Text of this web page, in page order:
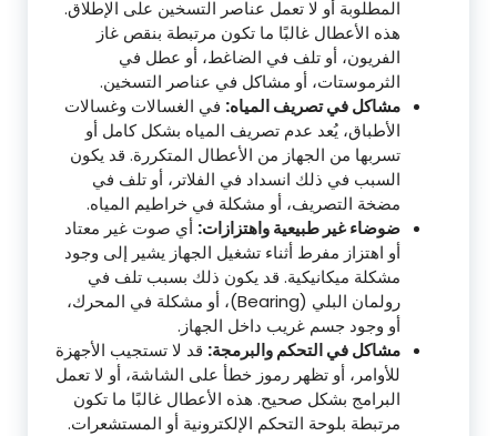
المطلوبة أو لا تعمل عناصر التسخين على الإطلاق.
هذه الأعطال غالبًا ما تكون مرتبطة بنقص غاز
الفريون، أو تلف في الضاغط، أو عطل في
الثرموستات، أو مشاكل في عناصر التسخين.
مشاكل في تصريف المياه: في الغسالات وغسالات
الأطباق، يُعد عدم تصريف المياه بشكل كامل أو
تسربها من الجهاز من الأعطال المتكررة. قد يكون
السبب في ذلك انسداد في الفلاتر، أو تلف في
مضخة التصريف، أو مشكلة في خراطيم المياه.
ضوضاء غير طبيعية واهتزازات: أي صوت غير معتاد
أو اهتزاز مفرط أثناء تشغيل الجهاز يشير إلى وجود
مشكلة ميكانيكية. قد يكون ذلك بسبب تلف في
رولمان البلي (Bearing)، أو مشكلة في المحرك،
أو وجود جسم غريب داخل الجهاز.
مشاكل في التحكم والبرمجة: قد لا تستجيب الأجهزة
للأوامر، أو تظهر رموز خطأ على الشاشة، أو لا تعمل
البرامج بشكل صحيح. هذه الأعطال غالبًا ما تكون
مرتبطة بلوحة التحكم الإلكترونية أو المستشعرات.